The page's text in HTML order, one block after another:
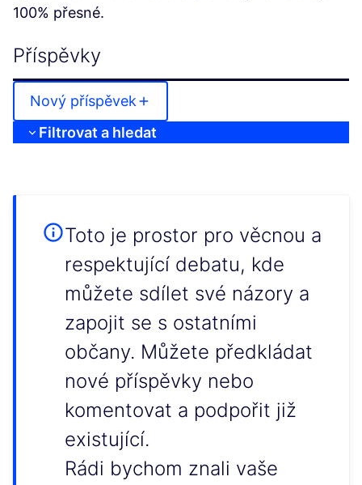
100% přesné.
Příspěvky
Nový příspěvek
Filtrovat a hledat
Toto je prostor pro věcnou a
respektující debatu, kde
můžete sdílet své názory a
zapojit se s ostatními
občany. Můžete předkládat
nové příspěvky nebo
komentovat a podpořit již
existující.
Rádi bychom znali vaše